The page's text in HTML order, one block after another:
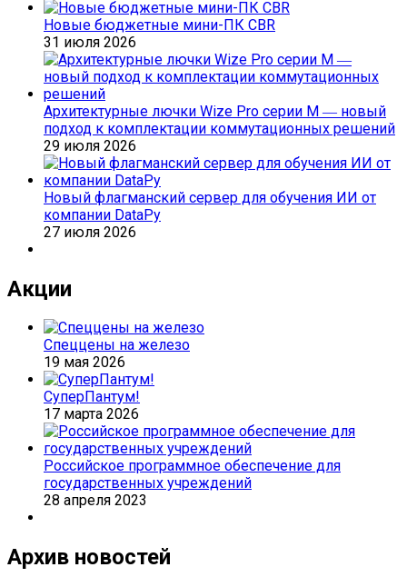
Новые бюджетные мини-ПК CBR
31 июля 2026
Архитектурные лючки Wize Pro серии M ― новый
подход к комплектации коммутационных решений
29 июля 2026
Новый флагманский сервер для обучения ИИ от
компании DataРу
27 июля 2026
Акции
Спеццены на железо
19 мая 2026
СуперПантум!
17 марта 2026
Российское программное обеспечение для
государственных учреждений
28 апреля 2023
Архив новостей